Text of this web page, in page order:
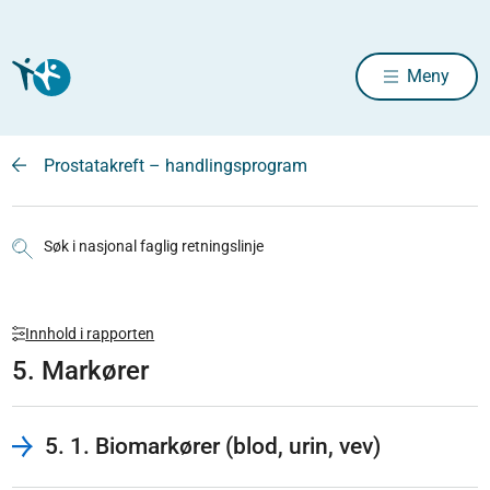
Meny
Prostatakreft – handlingsprogram
Søk i nasjonal faglig retningslinje
Innhold i rapporten
5. Markører
5. 1. Biomarkører (blod, urin, vev)